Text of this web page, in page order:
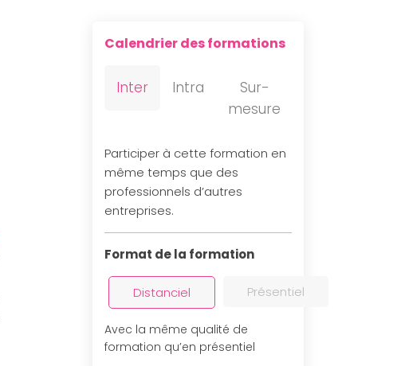
Calendrier des formations
Inter Intra
Sur-
mesure
Participer à cette formation en
même temps que des
professionnels d’autres
entreprises.
Format de la formation
Distanciel Présentiel
Avec la même qualité de
formation qu’en présentiel